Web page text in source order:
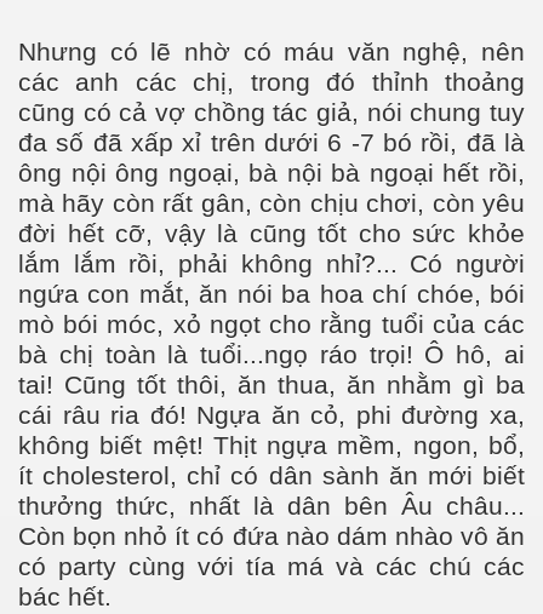
Nhưng có lẽ nhờ có máu văn nghệ, nên
các anh các chị, trong đó thỉnh thoảng
cũng có cả vợ chồng tác giả, nói chung tuy
đa số đã xấp xỉ trên dưới 6 -7 bó rồi, đã là
ông nội ông ngoại, bà nội bà ngoại hết rồi,
mà hãy còn rất gân, còn chịu chơi, còn yêu
đời hết cỡ, vậy là cũng tốt cho sức khỏe
lắm lắm rồi, phải không nhỉ?... Có người
ngứa con mắt, ăn nói ba hoa chí chóe, bói
mò bói móc, xỏ ngọt cho rằng tuổi của các
bà chị toàn là tuổi...ngọ ráo trọi! Ô hô, ai
tai! Cũng tốt thôi, ăn thua, ăn nhằm gì ba
cái râu ria đó! Ngựa ăn cỏ, phi đường xa,
không biết mệt! Thịt ngựa mềm, ngon, bổ,
ít cholesterol, chỉ có dân sành ăn mới biết
thưởng thức, nhất là dân bên Âu châu...
Còn bọn nhỏ ít có đứa nào dám nhào vô ăn
có party cùng với tía má và các chú các
bác hết.